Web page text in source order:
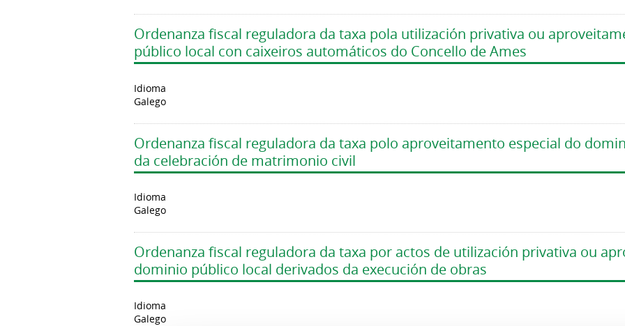
Ordenanza fiscal reguladora da taxa pola utilización privativa ou
público local con caixeiros automáticos do Concello de Ames
Idioma
Galego
Ordenanza fiscal reguladora da taxa polo aproveitamento especial do
da celebración de matrimonio civil
Idioma
Galego
Ordenanza fiscal reguladora da taxa por actos de utilización privativa ou
dominio público local derivados da execución de obras
Idioma
Galego